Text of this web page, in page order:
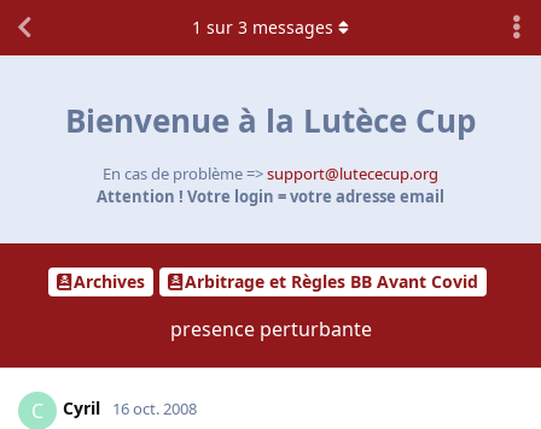
Bienvenue à la Lutèce Cup
En cas de problème =>support@lutececup.org
Attention ! Votre login = votre adresse email
Archives Arbitrage et Règles BB Avant Covid
presence perturbante
1 sur 3 messages
C Cyril 16 oct. 2008